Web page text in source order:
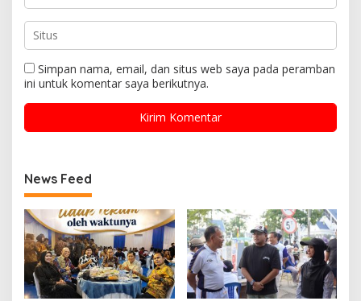
Simpan nama, email, dan situs web saya pada peramban
ini untuk komentar saya berikutnya.
News Feed